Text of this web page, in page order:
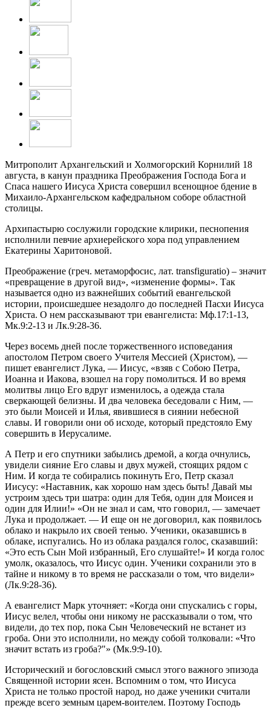
Митрополит Архангельский и Холмогорский Корнилий 18
августа, в канун праздника Преображения Господа Бога и
Спаса нашего Иисуса Христа совершил всенощное бдение в
Михаило-Архангельском кафедральном соборе областной
столицы.
Архипастырю сослужили городские клирики, песнопения
исполнили певчие архиерейского хора под управлением
Екатерины Харитоновой.
Преображение (греч. метаморфосис, лат. transfiguratio) – значит
«превращение в другой вид», «изменение формы». Так
называется одно из важнейших событий евангельской
истории, происшедшее незадолго до последней Пасхи Иисуса
Христа. О нем рассказывают три евангелиста: Мф.17:1-13,
Мк.9:2-13 и Лк.9:28-36.
Через восемь дней после торжественного исповедания
апостолом Петром своего Учителя Мессией (Христом), —
пишет евангелист Лука, — Иисус, «взяв с Собою Петра,
Иоанна и Иакова, взошел на гору помолиться. И во время
молитвы лицо Его вдруг изменилось, а одежда стала
сверкающей белизны. И два человека беседовали с Ним, —
это были Моисей и Илья, явившиеся в сиянии небесной
славы. И говорили они об исходе, который предстояло Ему
совершить в Иерусалиме.
А Петр и его спутники забылись дремой, а когда очнулись,
увидели сияние Его славы и двух мужей, стоящих рядом с
Ним. И когда те собирались покинуть Его, Петр сказал
Иисусу: «Наставник, как хорошо нам здесь быть! Давай мы
устроим здесь три шатра: один для Тебя, один для Моисея и
один для Илии!» «Он не знал и сам, чтo говорил, — замечает
Лука и продолжает. — И еще он не договорил, как появилось
облако и накрыло их своей тенью. Ученики, оказавшись в
облаке, испугались. Но из облака раздался голос, сказавший:
«Это есть Сын Мой избранный, Его слушайте!» И когда голос
умолк, оказалось, что Иисус один. Ученики сохранили это в
тайне и никому в то время не рассказали о том, что видели»
(Лк.9:28-36).
А евангелист Марк уточняет: «Когда они спускались с горы,
Иисус велел, чтобы они никому не рассказывали о том, что
видели, до тех пор, пока Сын Человеческий не встанет из
гроба. Они это исполнили, но между собой толковали: «Что
значит встать из гроба?"» (Мк.9:9-10).
Исторический и богословский смысл этого важного эпизода
Священной истории ясен. Вспомним о том, что Иисуса
Христа не только простой народ, но даже ученики считали
прежде всего земным царем-воителем. Поэтому Господь